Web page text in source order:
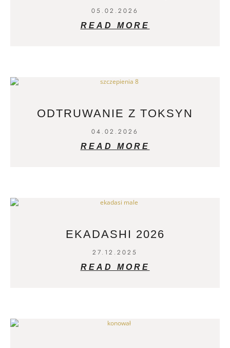
05.02.2026
READ MORE
ODTRUWANIE Z TOKSYN
04.02.2026
READ MORE
EKADASHI 2026
27.12.2025
READ MORE